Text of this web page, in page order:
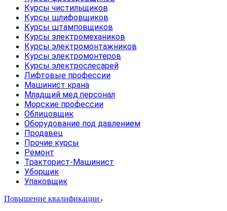
Курсы чистильщиков
Курсы шлифовщиков
Курсы штамповщиков
Курсы электромехаников
Курсы электромонтажников
Курсы электромонтеров
Курсы электрослесарей
Лифтовые профессии
Машинист крана
Младщий мед.персонал
Морские профессии
Облицовщик
Оборудование под давлением
Продавец
Прочие курсы
Ремонт
Тракторист-Машинист
Уборщик
Упаковщик
Повышение квалификации